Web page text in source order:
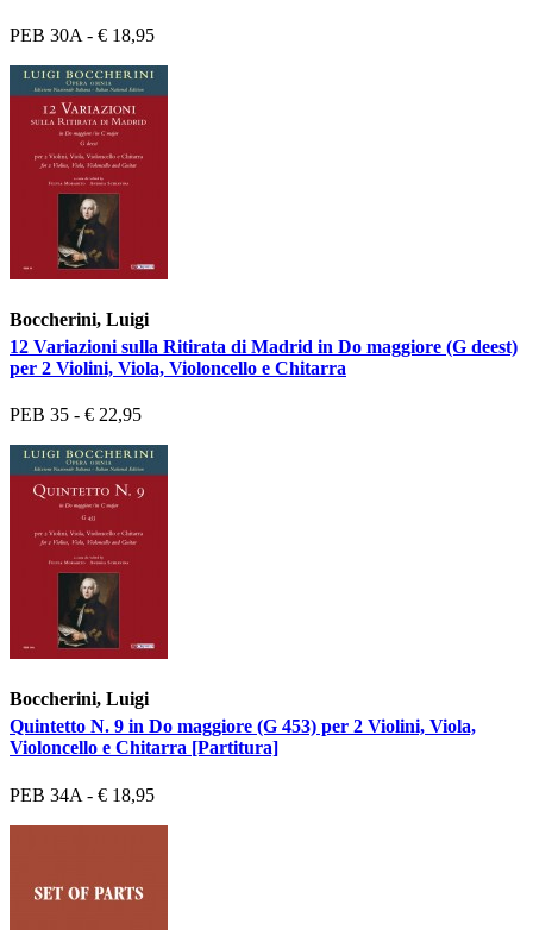
PEB 30A - € 18,95
Boccherini, Luigi
12 Variazioni sulla Ritirata di Madrid in Do maggiore (G deest)
per 2 Violini, Viola, Violoncello e Chitarra
PEB 35 - € 22,95
Boccherini, Luigi
Quintetto N. 9 in Do maggiore (G 453) per 2 Violini, Viola,
Violoncello e Chitarra [Partitura]
PEB 34A - € 18,95